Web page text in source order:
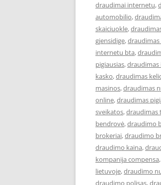
draudimai internetu,
automobilio,
skaiciuokle,
gjensidige,draudimas
internetu bta,
pigiausias,
kasko,draudimas
masinos,draudimas
online,draudimas
sveikatos,draudimas
bendrovė,draudimo
brokeriai,draudimo
draudimo kaina,
kompanija compensa,
lietuvoje,draudimo
draudimo polisas,